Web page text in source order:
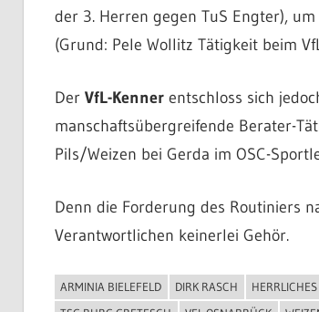
der 3. Herren gegen TuS Engter),
(Grund: Pele Wollitz Tätigkeit beim
Der VfL-Kennerentschloss sich
manschaftsübergreifende Berater-
Pils/Weizen bei Gerda im OSC-
Denn die Forderung des Routiniers
Verantwortlichen keinerlei Gehör.
ALLGEMEIN
ARMINIA BIELEFELD DIRK RASCH